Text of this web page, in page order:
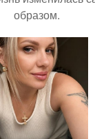
образом.